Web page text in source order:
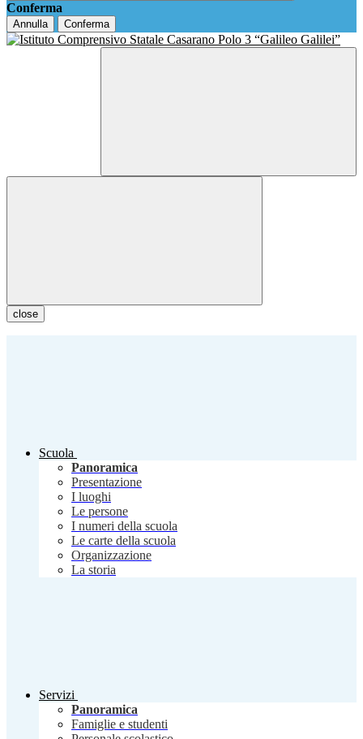
Conferma
Annulla Conferma
close
Scuola
Panoramica
Presentazione
I luoghi
Le persone
I numeri della scuola
Le carte della scuola
Organizzazione
La storia
Servizi
Panoramica
Famiglie e studenti